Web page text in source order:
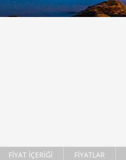
FİYAT İÇERİĞİ FİYATLAR